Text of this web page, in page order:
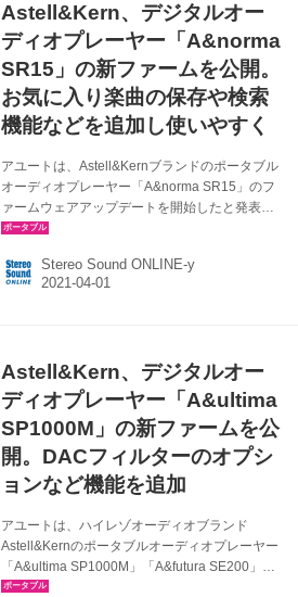
Androidスマートフォンで利用可 2 専用アプリ
「Connect」で、キーアサインの割り当てを自
由に変更で...
Astell&Kern、デジタルオー
ディオプレーヤー「A&norma
SR15」の新ファームを公開。
お気に入り楽曲の保存や検索
機能などを追加し使いやすく
アユートは、Astell&Kernブランドのポータブル
オーディオプレーヤー「A&norma SR15」のフ
ァームウェアアップデートを開始したと発表し
た。更新内容は下記の通り。 ファームウェアア
ップデートバージョン：V1.50 アップデート内
容 ・お気に入りのトラック（楽曲）を保存する
ニューに年/名前の並べ替え機能を追加 ・
MQS（ハイレゾ）/DSD/アルバム/アーティスト
のフリーワード検索機能を追...
Stereo Sound ONLINE-y
Astell&Kern、デジタルオー
ディオプレーヤー「A&ultima
SP1000M」の新ファームを公
開。DACフィルターのオプシ
ョンなど機能を追加
アユートは、ハイレゾオーディオブランド
Astell&Kernのポータブルオーディオプレーヤー
「A&ultima SP1000M」「A&futura SE200」向
けのファームウェアアップデートを開始した。